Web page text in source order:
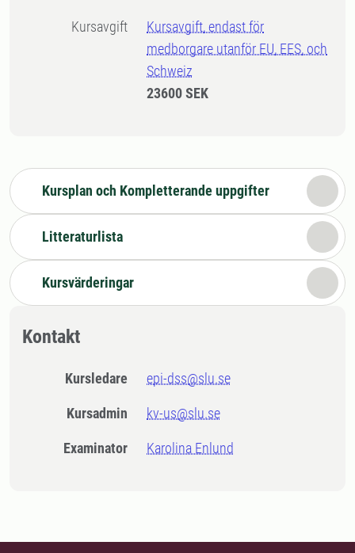
Kursavgift
Kursavgift, endast för
medborgare utanför EU, EES, och
Schweiz
23600 SEK
Kursplan och Kompletterande uppgifter
Litteraturlista
Kursvärderingar
Kontakt
Kursledare epi-dss@slu.se
Kursadmin kv-us@slu.se
Examinator Karolina Enlund